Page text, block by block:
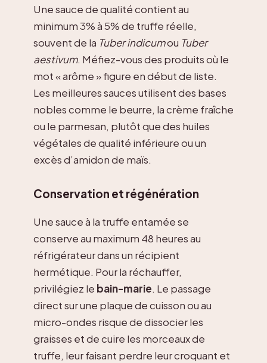
Une sauce de qualité contient au
minimum 3% à 5% de truffe réelle,
souvent de la Tuber indicumou Tuber
aestivum. Méfiez-vous des produits où le
mot « arôme » figure en début de liste.
Les meilleures sauces utilisent des bases
nobles comme le beurre, la crème fraîche
ou le parmesan, plutôt que des huiles
végétales de qualité inférieure ou un
excès d’amidon de maïs.
Conservation et régénération
Une sauce à la truffe entamée se
conserve au maximum 48 heures au
réfrigérateur dans un récipient
hermétique. Pour la réchauffer,
privilégiez le bain-marie. Le passage
direct sur une plaque de cuisson ou au
micro-ondes risque de dissocier les
graisses et de cuire les morceaux de
truffe, leur faisant perdre leur croquant et